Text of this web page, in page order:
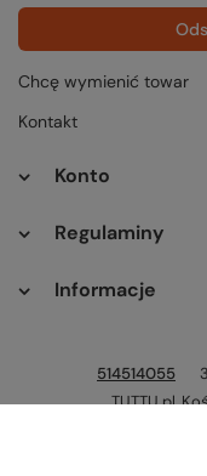
Chcę wymienić towar
Kontakt
Konto
Regulaminy
Informacje
514514055
TUTTU.pl,